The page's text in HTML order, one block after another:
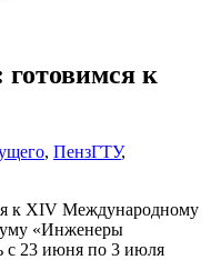
к
, ПензГТУ,
к XIV Международному
«Инженеры
с 23 июня по 3 июля